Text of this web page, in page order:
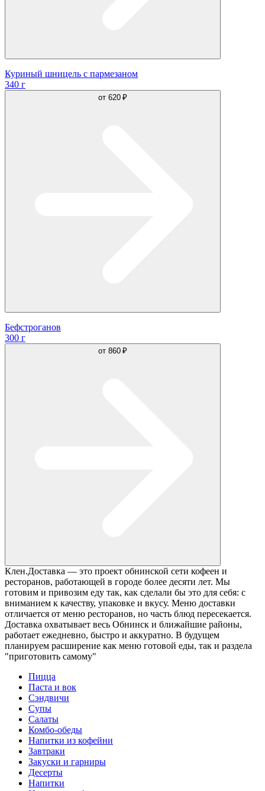
Куриный шницель с пармезаном
340 г
от 620 ₽
Бефстроганов
300 г
от 860 ₽
Клен.Доставка — это проект обнинской сети кофеен и
ресторанов, работающей в городе более десяти лет. Мы
готовим и привозим еду так, как сделали бы это для себя: с
вниманием к качеству, упаковке и вкусу. Меню доставки
отличается от меню ресторанов, но часть блюд пересекается.
Доставка охватывает весь Обнинск и ближайшие районы,
работает ежедневно, быстро и аккуратно. В будущем
планируем расширение как меню готовой еды, так и раздела
"приготовить самому"
Пицца
Паста и вок
Сэндвичи
Супы
Салаты
Комбо-обеды
Напитки из кофейни
Завтраки
Закуски и гарниры
Десерты
Напитки